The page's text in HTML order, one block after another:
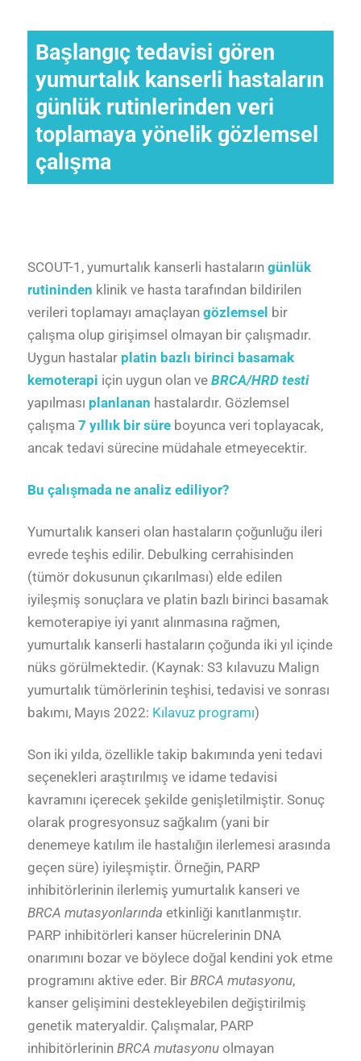
Başlangıç tedavisi gören
yumurtalık kanserli hastaların
günlük rutinlerinden veri
toplamaya yönelik gözlemsel
çalışma
SCOUT-1, yumurtalık kanserli hastaların günlük
rutininden klinik ve hasta tarafından bildirilen
verileri toplamayı amaçlayan gözlemsel bir
çalışma olup girişimsel olmayan bir çalışmadır.
Uygun hastalar platin bazlı birinci basamak
kemoterapi için uygun olan ve BRCA/HRD testi
yapılması planlanan hastalardır. Gözlemsel
çalışma 7 yıllık bir süre boyunca veri toplayacak,
ancak tedavi sürecine müdahale etmeyecektir.
Bu çalışmada ne analiz ediliyor?
Yumurtalık kanseri olan hastaların çoğunluğu ileri
evrede teşhis edilir. Debulking cerrahisinden
(tümör dokusunun çıkarılması) elde edilen
iyileşmiş sonuçlara ve platin bazlı birinci basamak
kemoterapiye iyi yanıt alınmasına rağmen,
yumurtalık kanserli hastaların çoğunda iki yıl içinde
nüks görülmektedir. (Kaynak: S3 kılavuzu Malign
yumurtalık tümörlerinin teşhisi, tedavisi ve sonrası
bakımı, Mayıs 2022: Kılavuz programı)
Son iki yılda, özellikle takip bakımında yeni tedavi
seçenekleri araştırılmış ve idame tedavisi
kavramını içerecek şekilde genişletilmiştir. Sonuç
olarak progresyonsuz sağkalım (yani bir
denemeye katılım ile hastalığın ilerlemesi arasında
geçen süre) iyileşmiştir. Örneğin, PARP
inhibitörlerinin ilerlemiş yumurtalık kanseri ve
BRCA mutasyonlarında etkinliği kanıtlanmıştır.
PARP inhibitörleri kanser hücrelerinin DNA
onarımını bozar ve böylece doğal kendini yok etme
programını aktive eder. Bir BRCA mutasyonu,
kanser gelişimini destekleyebilen değiştirilmiş
genetik materyaldir. Çalışmalar, PARP
inhibitörlerinin BRCA mutasyonu olmayan